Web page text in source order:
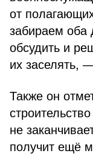
от
забираем оба
обсудить и
их заселять,
Также он
не
получит ещё